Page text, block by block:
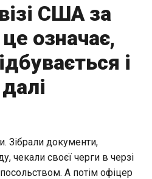
США за
означає,
і
Зібрали документи,
чекали своєї черги в черзі
А потім офіцер